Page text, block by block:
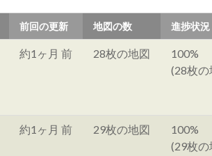
前回の更新 地図の数 進捗状
約1ヶ月 前 28枚の地図
100%
(28枚の
約1ヶ月 前 29枚の地図
100%
(29枚の